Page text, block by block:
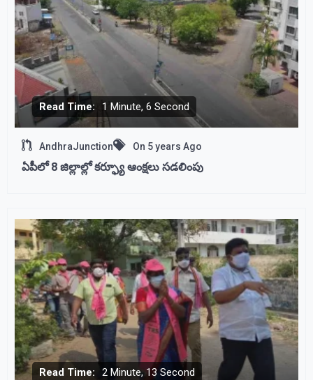
Read Time: 1 Minute, 6 Second
AndhraJunction On 5 years Ago
ఏపీలో 8 జిల్లాల్లో కర్ఫ్యూ ఆంక్షలు సడలింపు
Read Time: 2 Minute, 13 Second